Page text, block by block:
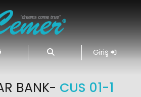
Giriş
BANK- CUS 01-1